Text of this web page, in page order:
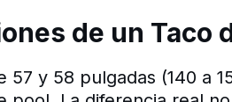
de un Taco
57 y 58 pulgadas (140 a